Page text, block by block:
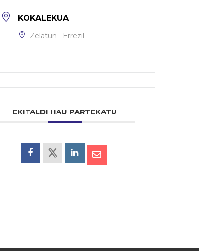
KOKALEKUA
Zelatun - Errezil
EKITALDI HAU PARTEKATU